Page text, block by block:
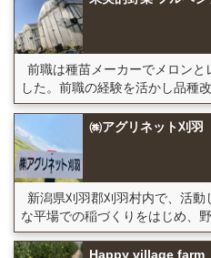
前職は種苗メーカーでメロンと
した。前職の経験を活かし品種改
㈱アグリネット刈羽
新潟県刈羽郡刈羽村内で、活
な平場での稲づくりをはじめ、野
Happy village farm